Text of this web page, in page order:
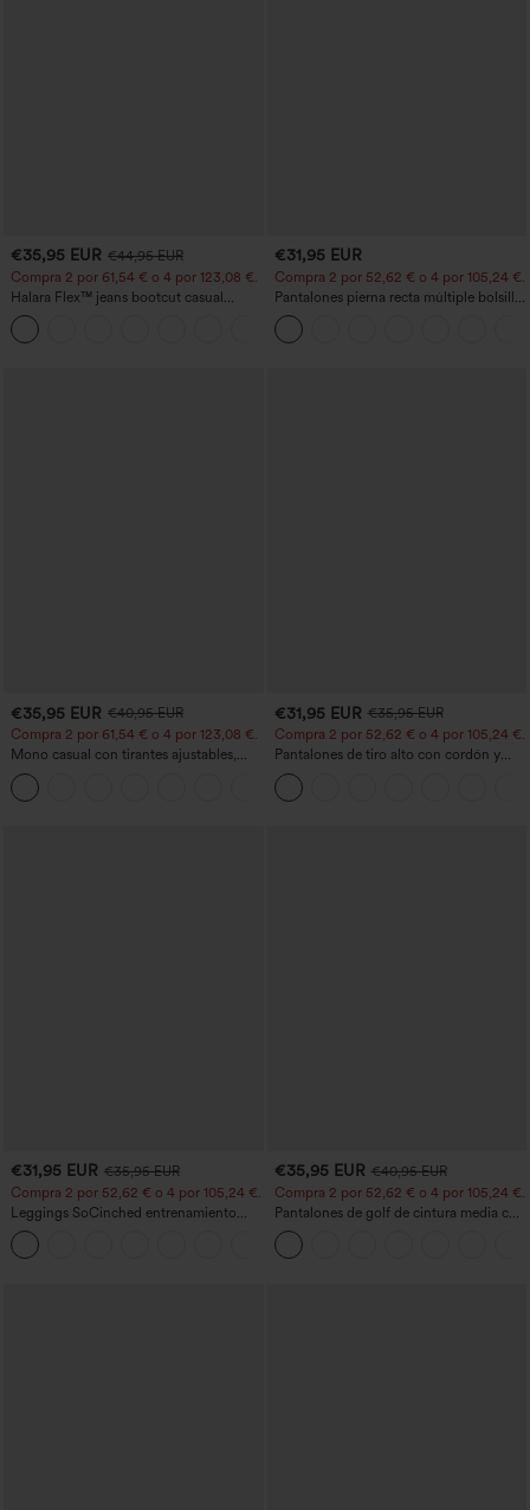
€35,95 EUR €44,95 EUR
Compra 2 por 61,54 € o 4 por 123,08 €.
Halara Flex™ jeans bootcut casual
lavados, de talle alto y con bolsillos
€31,95 EUR
Compra 2 por 52,62 € o 4 por 105,24 €.
Pantalones pierna recta múltiple bolsillo
botón tiro alto
€35,95 EUR €40,95 EUR
Compra 2 por 61,54 € o 4 por 123,08 €.
Mono casual con tirantes ajustables,
fruncidos, pierna ancha, tejido jaspeado
y bolsillos - Easy Peezy
€31,95 EUR €35,95 EUR
Compra 2 por 52,62 € o 4 por 105,24 €.
Pantalones de tiro alto con cordón y
bolsillos, pernera ancha, holgados y de
estilo casual con tacto de lino.
€31,95 EUR €35,95 EUR
Compra 2 por 52,62 € o 4 por 105,24 €.
Leggings SoCinched entrenamiento
moldeador abdomen bolsillo lateral tiro
alto
€35,95 EUR €40,95 EUR
Compra 2 por 52,62 € o 4 por 105,24 €.
Pantalones de golf de cintura media con
cordón, dobladillo curvo, secado rápido,
de corte cónico y con bolsillos - UPF40+